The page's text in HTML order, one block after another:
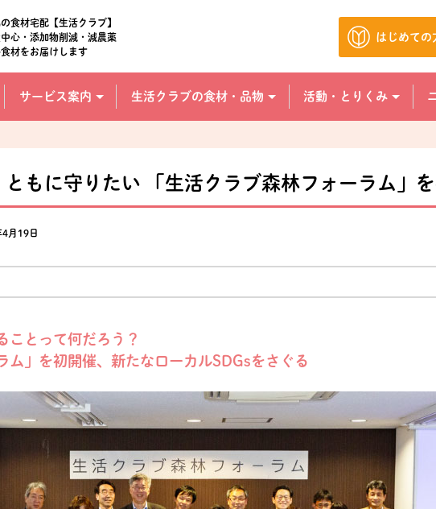
食材宅配【生活クラブ】
心・添加物削減・減農薬
材をお届けします
はじめての
別のウ
サービス案内 生活クラブの食材・品物 活動・とりくみ
もに守りたい 「生活クラブ森林フォーラム」
月19日
ことって何だろう？
」を初開催、新たなローカルSDGsをさぐる